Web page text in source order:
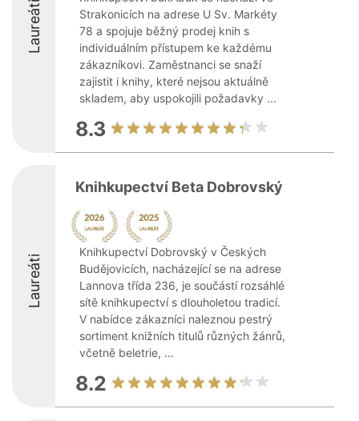
Laureáti
Strakonicích na adrese U Sv. Markéty
78 a spojuje běžný prodej knih s
individuálním přístupem ke každému
zákazníkovi. Zaměstnanci se snaží
zajistit i knihy, které nejsou aktuálně
skladem, aby uspokojili požadavky ...
8.3
Laureáti
Knihkupectví Beta Dobrovský
Knihkupectví Dobrovský v Českých
Budějovicích, nacházející se na adrese
Lannova třída 236, je součástí rozsáhlé
sítě knihkupectví s dlouholetou tradicí.
V nabídce zákazníci naleznou pestrý
sortiment knižních titulů různých žánrů,
včetně beletrie, ...
8.2